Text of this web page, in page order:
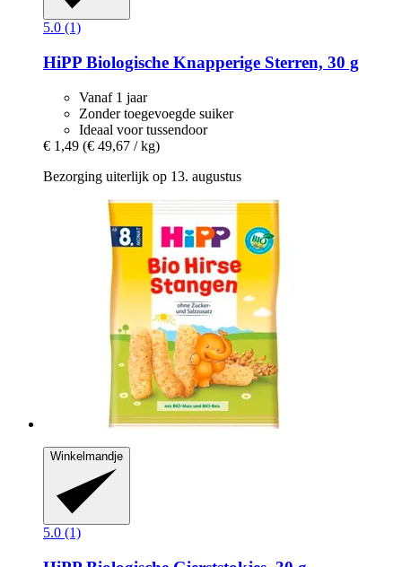
5.0 (1)
HiPP Biologische Knapperige Sterren, 30 g
Vanaf 1 jaar
Zonder toegevoegde suiker
Ideaal voor tussendoor
€ 1,49 (€ 49,67 / kg)
Bezorging uiterlijk op 13. augustus
Winkelmandje
5.0 (1)